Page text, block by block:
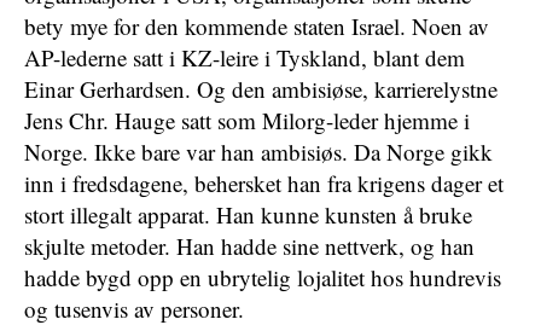
bety mye for den kommende staten Israel. Noen av
AP-lederne satt i KZ-leire i Tyskland, blant dem
Einar Gerhardsen. Og den ambisiøse, karrierelystne
Jens Chr. Hauge satt som Milorg-leder hjemme i
Norge. Ikke bare var han ambisiøs. Da Norge gikk
inn i fredsdagene, behersket han fra krigens dager et
stort illegalt apparat. Han kunne kunsten å bruke
skjulte metoder. Han hadde sine nettverk, og han
hadde bygd opp en ubrytelig lojalitet hos hundrevis
og tusenvis av personer.